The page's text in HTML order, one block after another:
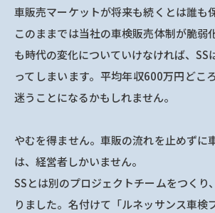
車販売マーケットが将来も続くとは誰も
このままでは当社の車検販売体制が脆弱
も時代の変化についていけなければ、SS
ってしまいます。平均年収600万円どこ
迷うことになるかもしれません。
やむを得ません。車販の流れを止めずに
は、経営者しかいません。
SSとは別のプロジェクトチームをつくり
りました。名付けて「ルネッサンス車検